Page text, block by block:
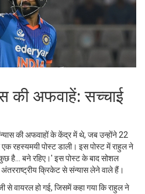
की अफवाहें: सच्चाई
की अफवाहों के केंद्र में थे, जब उन्होंने 22
रहस्यमयी पोस्ट डाली। इस पोस्ट में राहुल ने
है... बने रहिए।' इस पोस्ट के बाद सोशल
क्रिकेट से संन्यास लेने वाले हैं।
से वायरल हो गई, जिसमें कहा गया कि राहुल ने